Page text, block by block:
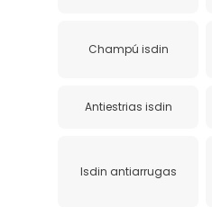
Champú isdin
Antiestrias isdin
Isdin antiarrugas